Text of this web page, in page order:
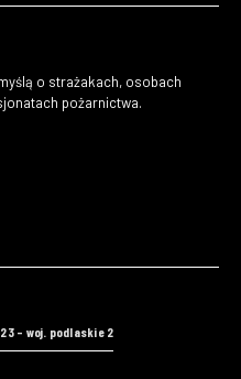
o strażakach, osobach
pożarnictwa.
– woj. podlaskie 2